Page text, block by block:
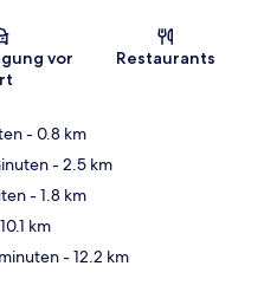
vor
Restaurants
- 0.8 km
- 2.5 km
- 1.8 km
km
- 12.2 km